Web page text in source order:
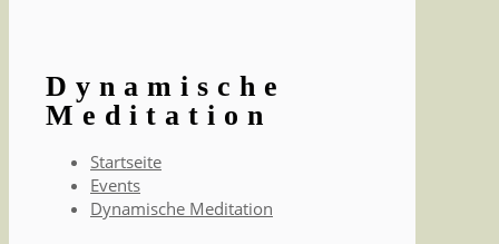
Dynamische
Meditation
Startseite
Events
Dynamische Meditation